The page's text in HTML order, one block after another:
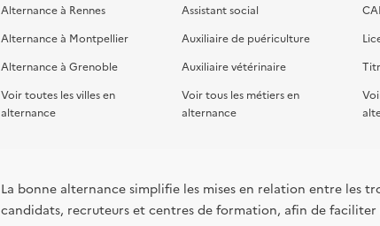
Alternance à Rennes
Alternance à Montpellier
Alternance à Grenoble
Voir toutes les villes en
alternance
Assistant social
Auxiliaire de puériculture
Auxiliaire vétérinaire
Voir tous les métiers en
alternance
La bonne alternance simplifie les mises en relation entre les
candidats, recruteurs et centres de formation, afin de faciliter